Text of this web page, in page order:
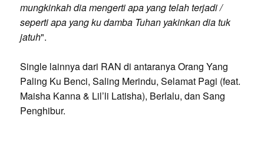
mungkinkah dia mengerti apa yang telah terjadi /
seperti apa yang ku damba Tuhan yakinkan dia tuk
jatuh".
Single lainnya dari RAN di antaranya Orang Yang
Paling Ku Benci, Saling Merindu, Selamat Pagi (feat.
Maisha Kanna & Lil’li Latisha), Berlalu, dan Sang
Penghibur.